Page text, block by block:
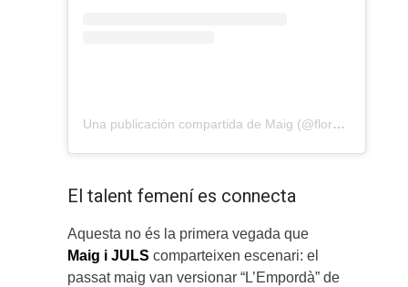
Una publicación compartida de Maig (@flordmaig)
El talent femení es connecta
Aquesta no és la primera vegada que
Maig i JULS comparteixen escenari: el
passat maig van versionar “L’Empordà” de